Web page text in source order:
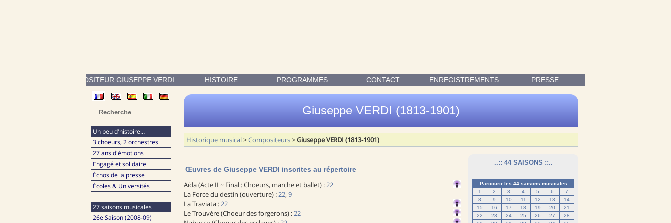
OEUVRES DU COMPOSITEUR GIUSEPPE VERDI (1813-1901) INSCRITES AU RÉPERTOIRE MUSICAL
HISTOIRE PROGRAMMES CONTACT ENREGISTREMENTS PRESSE
Un peu d'histoire…
3 choeurs, 2 orchestres
27 ans d'émotions
Engagé et solidaire
Échos de la presse
Écoles & Universités
27 saisons musicales
26e Saison (2008-09)
Giuseppe VERDI (1813-1901)
Historique musical>Compositeurs>Giuseppe VERDI (1813-1901)
..:: 44 SAISONS ::..
Parcourir les 44 saisons musicales
1
2 3 4 5 6
7
8
9 10 11 12 13
14
15
16 17 18 19 20
21
22
23 24 25 26 27
28
Œuvres de Giuseppe VERDI inscrites au répertoire
Aïda (Acte II ~ Final : Choeurs, marche et ballet) :22
La Force du destin (ouverture) :22,9
La Traviata :22
Le Trouvère (Choeur des forgerons) :22